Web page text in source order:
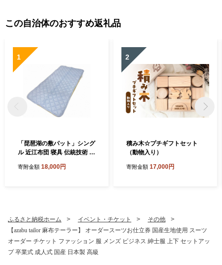
この自治体のおすすめ返礼品
1
「琵琶湖の敷パット」シング
ル 近江布団 寝具 伝統技術 敷
寄附金額 18,000円
2
積み木☆プチギフトセット
（動物入り）
寄附金額 17,000円
ふるさと納税ホーム イベント・チケット
その他
【azabu tailor 麻布テーラー】 オーダースーツお仕立券 国産生地使用 スーツ
オーダー チケット ファッション 服 メンズ ビジネス 紳士服 上下 セットアッ
プ 卒業式 成人式 国産 日本製 高級